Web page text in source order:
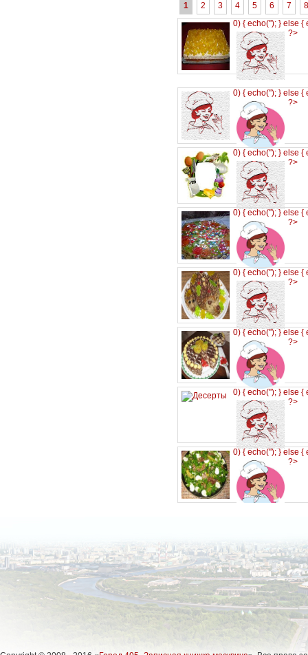
1 2 3 4 5 6 7
8
0) { echo(''); } else {
?>
0) { echo(''); } else {
?>
0) { echo(''); } else {
?>
0) { echo(''); } else {
?>
0) { echo(''); } else {
?>
0) { echo(''); } else {
?>
0) { echo(''); } else {
?>
0) { echo(''); } else {
?>